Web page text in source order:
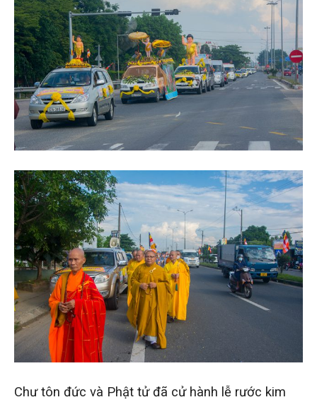
Chư tôn đức và Phật tử đã cử hành lễ rước kim